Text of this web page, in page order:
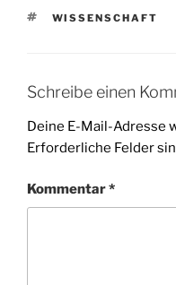
SCHLAGWÖRTER
WISSENSCHAFT
Schreibe einen
Deine E-Mail-Adresse
Erforderliche Felder
Kommentar*